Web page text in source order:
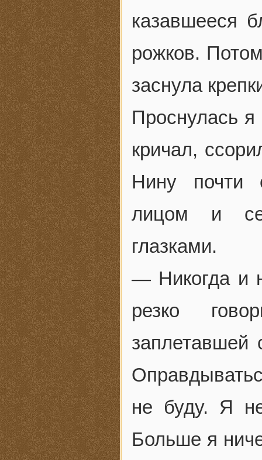
казавшееся
рожков.
заснула
Проснулась я
кричал,
Нину почти
лицом и
глазками.
— Никогда и
резко
заплетавшей
не буду. Я
Больше я